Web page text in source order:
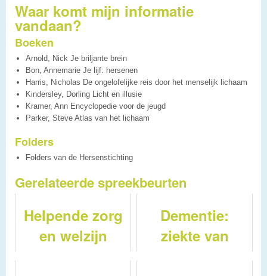
Waar komt mijn informatie
vandaan?
Boeken
Arnold, Nick Je briljante brein
Bon, Annemarie Je lijf: hersenen
Harris, Nicholas De ongelofelijke reis door het menselijk lichaam
Kindersley, Dorling Licht en illusie
Kramer, Ann Encyclopedie voor de jeugd
Parker, Steve Atlas van het lichaam
Folders
Folders van de Hersenstichting
Gerelateerde spreekbeurten
Helpende zorg
en welzijn
Dementie:
ziekte van